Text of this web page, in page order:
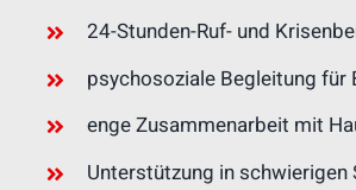
24-Stunden-Ruf- und
psychosoziale Begleitung
enge Zusammenarbeit mit
Unterstützung in